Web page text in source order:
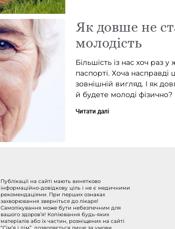
Як довше не
молодість
Більшість із нас хоч раз
паспорті. Хоча насправді
зовнішній вигляд. І як
й будете молоді фізично?
Читати далі
Публікації на сайті мають винятково
інформаційно-довідкову ціль і не є медичними
рекомендаціями. При перших ознаках
захворювання зверніться до лікаря!
Самолікування може бути небезпечним для
вашого здоров’я! Копіювання будь-яких
матеріалів або їх частин, розміщених на сайті
“Сім’я і дім”, дозволяється лише за умови